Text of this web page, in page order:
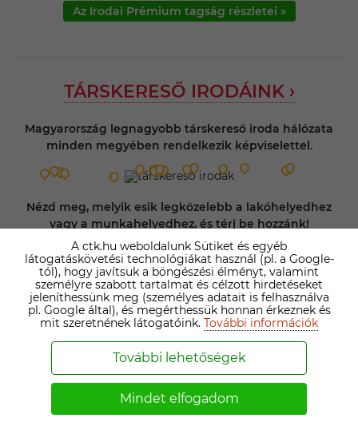
Az Irodai Prémium tagság részletei »
TÁRSKERESŐ IRODÁINK ›
Magyarország legnagyobb társkereső iroda hálózata
minden megyében rendelkezik képviselettel.
Nézd meg, melyik esik legközelebb a lakóhelyedhez
vagy a munkahelyedhez, és térj be hozzánk!
Regisztrálj, válaszd a legszimpatikusabb társkereső irodát
és személyi tanácsadót a gyorsabb siker érdekében!
Kattints ide! ›
TEMATIKUS TÁRSKERESŐK
A ctk.hu weboldalunk Sütiket és egyéb
látogatáskövetési technológiákat használ (pl. a Google-
tól), hogy javítsuk a böngészési élményt, valamint
személyre szabott tartalmat és célzott hirdetéseket
jeleníthessünk meg (személyes adatait is felhasználva
pl. Google által), és megérthessük honnan érkeznek és
mit szeretnének látogatóink. További információk
További lehetőségek
Mindet elfogadom